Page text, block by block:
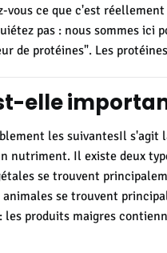
ce que c'est
pas : nous sommes
de protéines". Les
elle
les suivantesIl s'agit
nutriment. Il existe deux
se trouvent
se trouvent
les produits maigres